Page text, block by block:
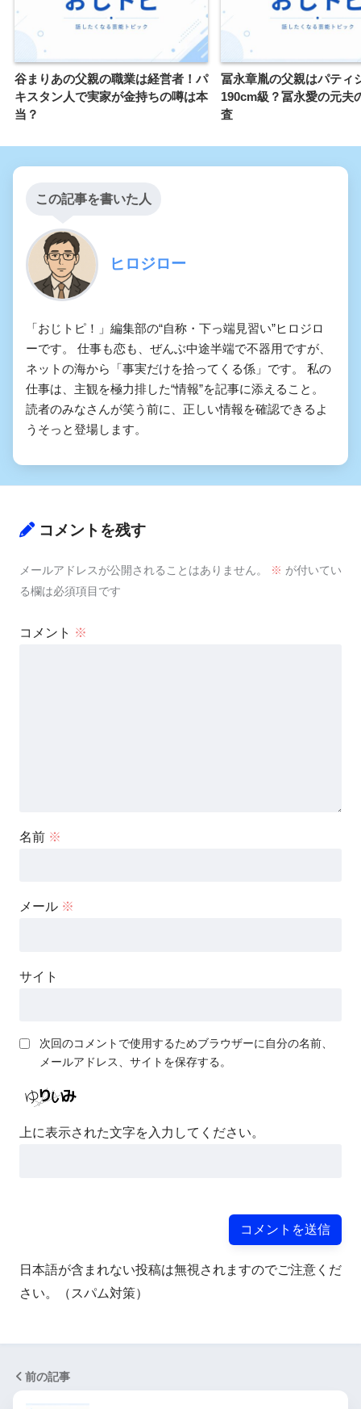
谷まりあの父親の職業は経営者！パ
キスタン人で実家が金持ちの噂は本
当？
冨永章胤の父親はパティ
190cm級？冨永愛の元夫
査
この記事を書いた人
ヒロジロー
「おじトピ！」編集部の“自称・下っ端見習い”ヒロジロ
ーです。 仕事も恋も、ぜんぶ中途半端で不器用ですが、
ネットの海から「事実だけを拾ってくる係」です。 私の
仕事は、主観を極力排した“情報”を記事に添えること。
読者のみなさんが笑う前に、正しい情報を確認できるよ
うそっと登場します。
コメントを残す
メールアドレスが公開されることはありません。 ※ が付いてい
る欄は必須項目です
コメント ※
名前 ※
メール ※
サイト
次回のコメントで使用するためブラウザーに自分の名前、
メールアドレス、サイトを保存する。
上に表示された文字を入力してください。
日本語が含まれない投稿は無視されますのでご注意くだ
さい。（スパム対策）
前の記事